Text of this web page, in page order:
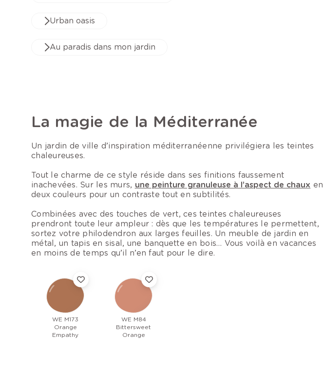
Urban oasis
Au paradis dans mon jardin
La magie de la Méditerranée
Un jardin de ville d’inspiration méditerranéenne privilégiera les teintes
chaleureuses.
Tout le charme de ce style réside dans ses finitions faussement
inachevées. Sur les murs, une peinture granuleuse à l’aspect de chaux en
deux couleurs pour un contraste tout en subtilités.
Combinées avec des touches de vert, ces teintes chaleureuses
prendront toute leur ampleur : dès que les températures le permettent,
sortez votre philodendron aux larges feuilles. Un meuble de jardin en
métal, un tapis en sisal, une banquette en bois… Vous voilà en vacances
en moins de temps qu’il n’en faut pour le dire.
WE M173
Orange
Empathy
WE M84
Bittersweet
Orange